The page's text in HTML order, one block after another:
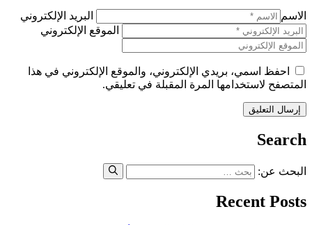
الاسم
البريد الإلكتروني
الموقع الإلكتروني
احفظ اسمي، بريدي الإلكتروني، والموقع الإلكتروني في هذا
المتصفح لاستخدامها المرة المقبلة في تعليقي.
Search
البحث عن:
Recent Posts